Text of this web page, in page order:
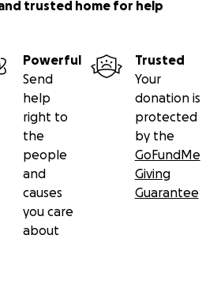
trusted home for help
Powerful
Send
help
right to
the
people
and
causes
you care
about
Trusted
Your
donation is
protected
by the
GoFundMe
Giving
Guarantee